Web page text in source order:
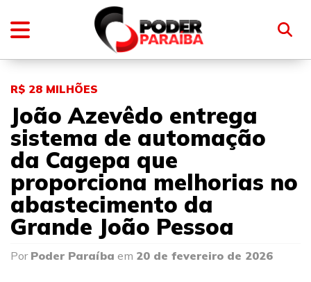
R$ 28 MILHÕES
João Azevêdo entrega
sistema de automação
da Cagepa que
proporciona melhorias no
abastecimento da
Grande João Pessoa
Por Poder Paraíba em 20 de fevereiro de 2026